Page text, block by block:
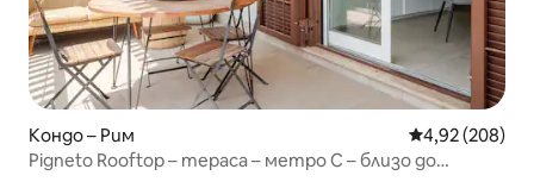
Кондо – Рим Средна
4,92 (208)
Pigneto Rooftop – тераса – метро C – близо до